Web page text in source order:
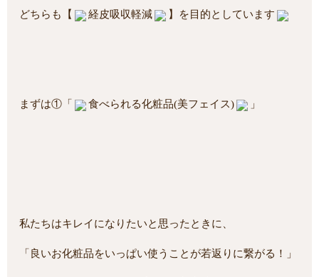
どちらも【 経皮吸収軽減 】を目的としています
まずは①「 食べられる化粧品(美フェイス) 」
私たちはキレイになりたいと思ったときに、
「良いお化粧品をいっぱい使うことが若返りに繋がる！」